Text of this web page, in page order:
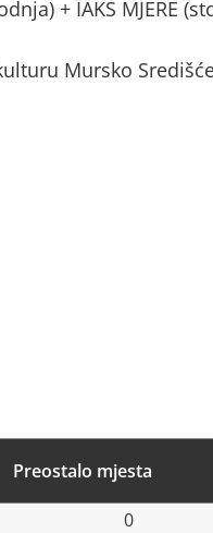
+ IAKS MJERE
Mursko
Preostalo mjesta
0